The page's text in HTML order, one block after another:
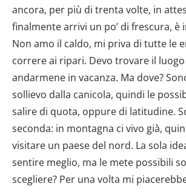
ancora, per più di trenta volte, in
finalmente arrivi un po’ di frescura, è
Non amo il caldo, mi priva di tutte le
correre ai ripari. Devo trovare il
andarmene in vacanza. Ma dove?
sollievo dalla canicola, quindi le
salire di quota, oppure di latitudine.
seconda: in montagna ci vivo già,
visitare un paese del nord. La sola
sentire meglio, ma le mete possibili
scegliere? Per una volta mi